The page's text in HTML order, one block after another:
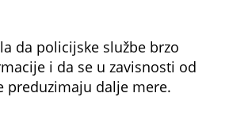
da policijske službe brzo
i da se u zavisnosti od
preduzimaju dalje mere.